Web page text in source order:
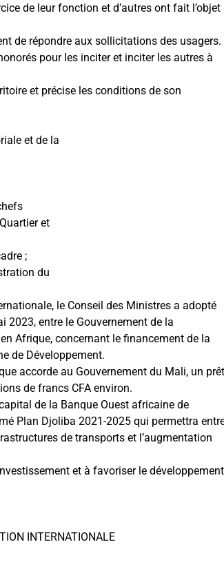
de leur fonction et d’autres ont fait l’objet
de répondre aux sollicitations des usagers.
pour les inciter et inciter les autres à
et précise les conditions de son
et de la
et
;
du
le Conseil des Ministres a adopté
2023, entre le Gouvernement de la
Afrique, concernant le financement de la
de Développement.
accorde au Gouvernement du Mali, un prêt
de francs CFA environ.
de la Banque Ouest africaine de
Plan Djoliba 2021-2025 qui permettra
de transports et l’augmentation
et à favoriser le développement
INTERNATIONALE